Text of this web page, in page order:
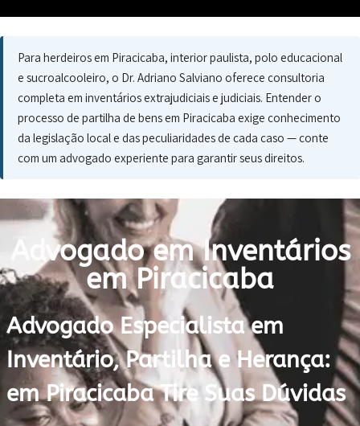
Para herdeiros em Piracicaba, interior paulista, polo educacional
e sucroalcooleiro, o Dr. Adriano Salviano oferece consultoria
completa em inventários extrajudiciais e judiciais. Entender o
processo de partilha de bens em Piracicaba exige conhecimento
da legislação local e das peculiaridades de cada caso — conte
com um advogado experiente para garantir seus direitos.
Advogado em Inventários
em Piracicaba
Advogado Especialista em
Inventário, Partilha e Herança:
em Piracicaba Tire Suas Dúvidas